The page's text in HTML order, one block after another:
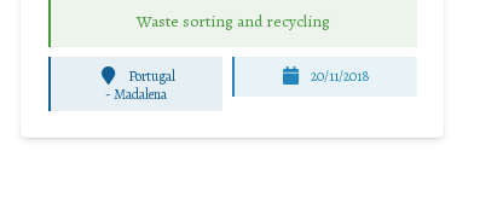
Waste sorting and recycling
Portugal
-Madalena
20/11/2018